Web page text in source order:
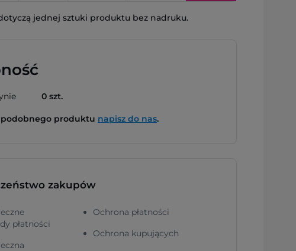
jednej sztuki produktu bez nadruku.
0 szt.
podobnego produktu napisz do nas.
zakupów
płatności
Ochrona płatności
Ochrona kupujących